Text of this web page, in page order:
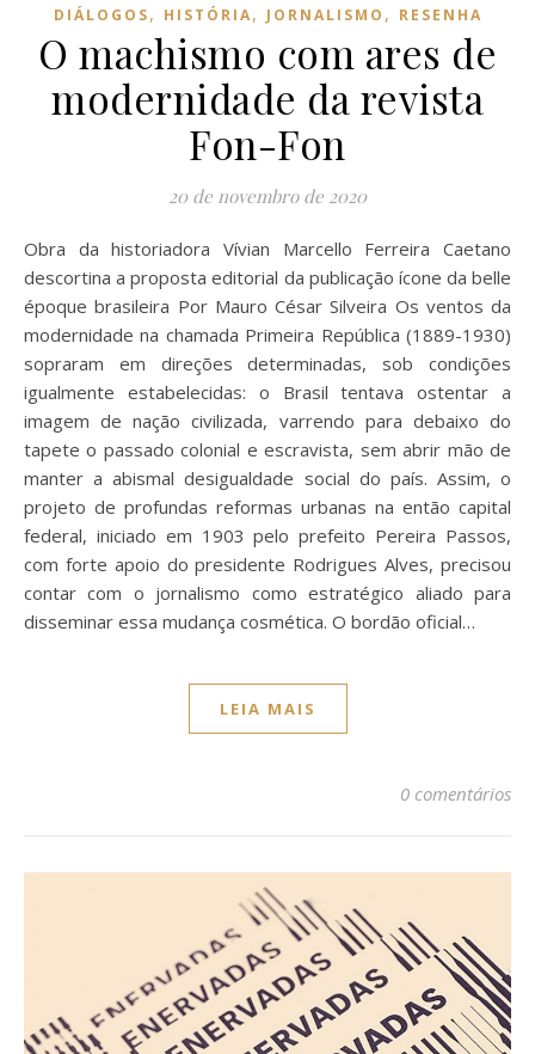
DIÁLOGOS, HISTÓRIA, JORNALISMO , RESENHA
O machismo com ares de
modernidade da revista
Fon-Fon
20 de novembro de 2020
Obra da historiadora Vívian Marcello Ferreira Caetano
descortina a proposta editorial da publicação ícone da belle
époque brasileira Por Mauro César Silveira Os ventos da
modernidade na chamada Primeira República (1889-1930)
sopraram em direções determinadas, sob condições
igualmente estabelecidas: o Brasil tentava ostentar a
imagem de nação civilizada, varrendo para debaixo do
tapete o passado colonial e escravista, sem abrir mão de
manter a abismal desigualdade social do país. Assim, o
projeto de profundas reformas urbanas na então capital
federal, iniciado em 1903 pelo prefeito Pereira Passos,
com forte apoio do presidente Rodrigues Alves, precisou
contar com o jornalismo como estratégico aliado para
disseminar essa mudança cosmética. O bordão oficial…
LEIA MAIS
0 comentários